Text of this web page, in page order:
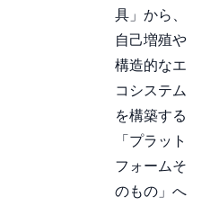
具」から、
自己増殖や
構造的なエ
コシステム
を構築する
「プラット
フォームそ
のもの」へ